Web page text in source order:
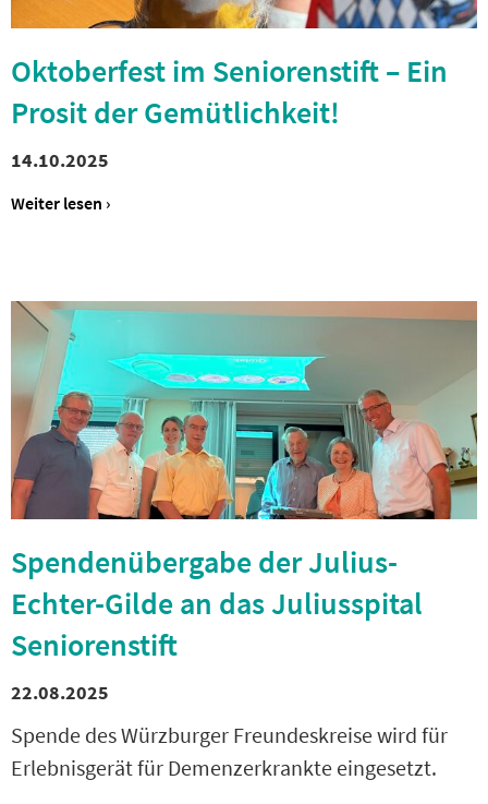
Oktoberfest im Seniorenstift – Ein
Prosit der Gemütlichkeit!
14.10.2025
Weiter lesen ›
Spendenübergabe der Julius-
Echter-Gilde an das Juliusspital
Seniorenstift
22.08.2025
Spende des Würzburger Freundeskreise wird für
Erlebnisgerät für Demenzerkrankte eingesetzt.